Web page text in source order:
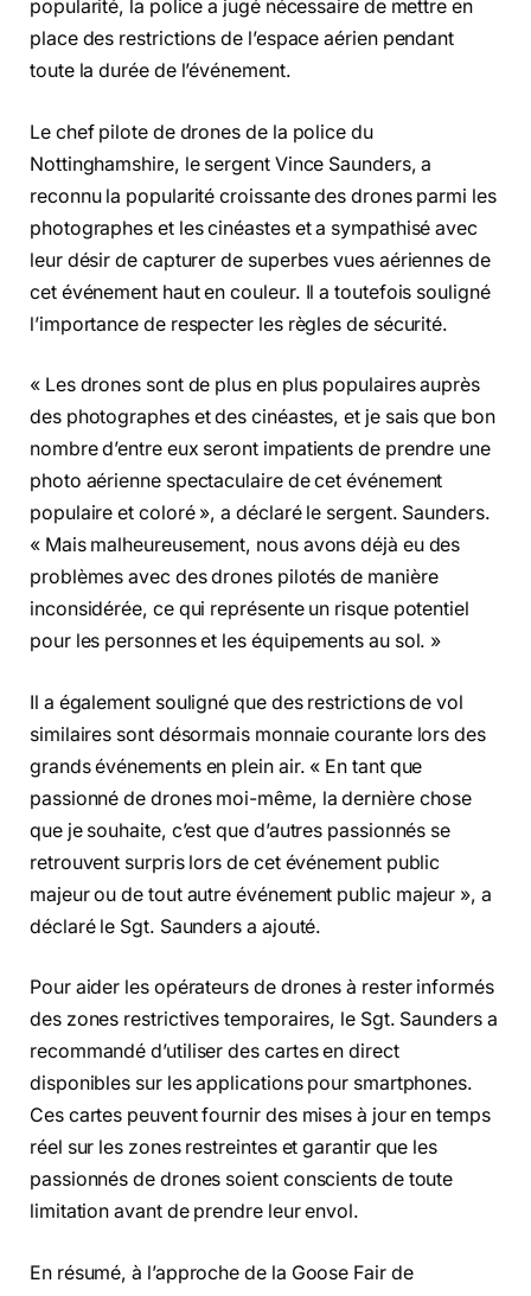
popularité, la police a jugé nécessaire de mettre en
place des restrictions de l’espace aérien pendant
toute la durée de l’événement.
Le chef pilote de drones de la police du
Nottinghamshire, le sergent Vince Saunders, a
reconnu la popularité croissante des drones parmi les
photographes et les cinéastes et a sympathisé avec
leur désir de capturer de superbes vues aériennes de
cet événement haut en couleur. Il a toutefois souligné
l’importance de respecter les règles de sécurité.
« Les drones sont de plus en plus populaires auprès
des photographes et des cinéastes, et je sais que bon
nombre d’entre eux seront impatients de prendre une
photo aérienne spectaculaire de cet événement
populaire et coloré », a déclaré le sergent. Saunders.
« Mais malheureusement, nous avons déjà eu des
problèmes avec des drones pilotés de manière
inconsidérée, ce qui représente un risque potentiel
pour les personnes et les équipements au sol. »
Il a également souligné que des restrictions de vol
similaires sont désormais monnaie courante lors des
grands événements en plein air. « En tant que
passionné de drones moi-même, la dernière chose
que je souhaite, c’est que d’autres passionnés se
retrouvent surpris lors de cet événement public
majeur ou de tout autre événement public majeur », a
déclaré le Sgt. Saunders a ajouté.
Pour aider les opérateurs de drones à rester informés
des zones restrictives temporaires, le Sgt. Saunders a
recommandé d’utiliser des cartes en direct
disponibles sur les applications pour smartphones.
Ces cartes peuvent fournir des mises à jour en temps
réel sur les zones restreintes et garantir que les
passionnés de drones soient conscients de toute
limitation avant de prendre leur envol.
En résumé, à l’approche de la Goose Fair de